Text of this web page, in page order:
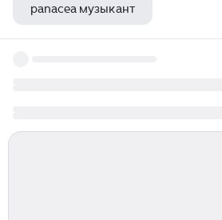
panacea музыкант